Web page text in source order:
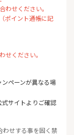
わせください。
イント通帳に記
せください。
ペーンが異なる場
サイトよりご確認
せする事を固く禁